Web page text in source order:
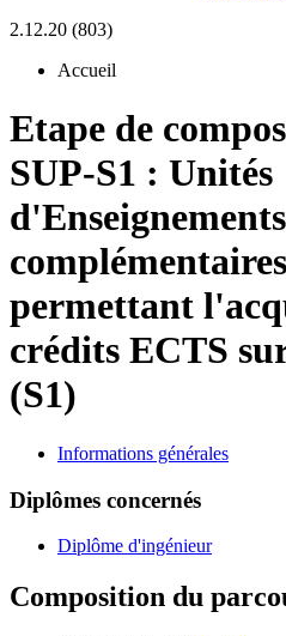
2.12.20 (803)
Accueil
Etape de
SUP-S1 : Unités
d'Enseignements
permettant
crédits ECTS
(S1)
Informations générales
Diplômes concernés
Diplôme d'ingénieur
Composition du